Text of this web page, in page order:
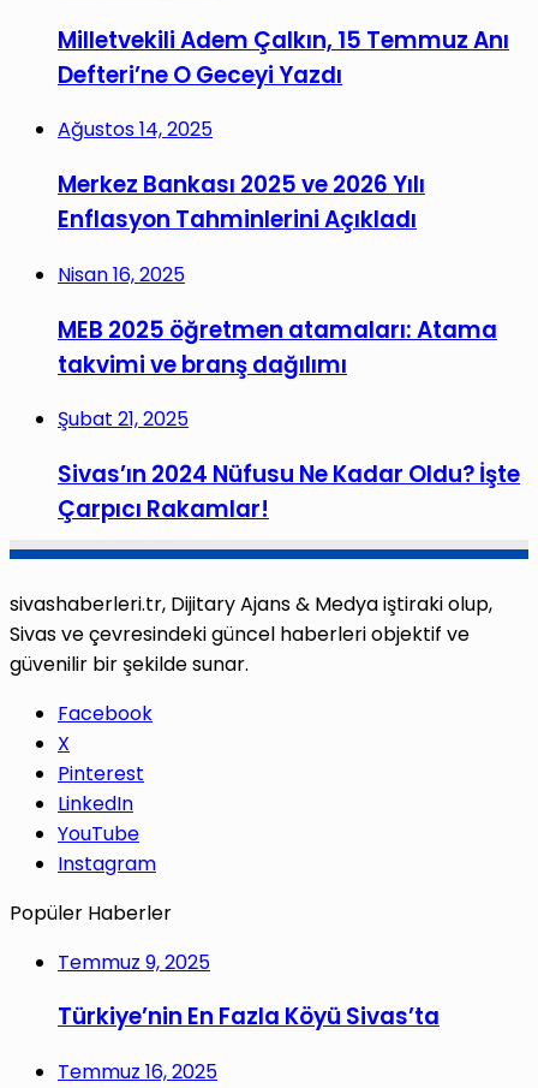
Milletvekili Adem Çalkın, 15 Temmuz Anı
Defteri’ne O Geceyi Yazdı
Ağustos 14, 2025
Merkez Bankası 2025 ve 2026 Yılı
Enflasyon Tahminlerini Açıkladı
Nisan 16, 2025
MEB 2025 öğretmen atamaları: Atama
takvimi ve branş dağılımı
Şubat 21, 2025
Sivas’ın 2024 Nüfusu Ne Kadar Oldu? İşte
Çarpıcı Rakamlar!
sivashaberleri.tr, Dijitary Ajans & Medya iştiraki olup,
Sivas ve çevresindeki güncel haberleri objektif ve
güvenilir bir şekilde sunar.
Facebook
X
Pinterest
LinkedIn
YouTube
Instagram
Popüler Haberler
Temmuz 9, 2025
Türkiye’nin En Fazla Köyü Sivas’ta
Temmuz 16, 2025